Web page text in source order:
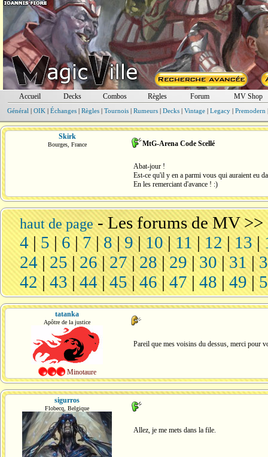
Accueil Decks Combos Règles Forum MV Shop
Général | OIK | Échanges| Règles| Tournois| Rumeurs| Decks| Vintage| Legacy| Premodern
Skirk
Bourges, France MtG-Arena Code Scellé
Abat-jour !
Est-ce qu'il y en a parmi vous qui auraient eu
En les remerciant d'avance ! :)
haut de page-Les forums de MV>>
4 |5 |6|7 |8|9|10|11| 12|13|
24|25|26|27|28|29|30|31|
42|43|44|45|46|47 |48 |49|
tatanka
Apôtre de la justice
Minotaure
Pareil que mes voisins du dessus, merci pour
sigurros
Flobecq, Belgique
Allez, je me mets dans la file.